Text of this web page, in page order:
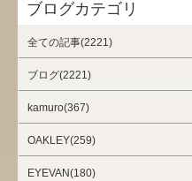
ブログカテゴリ
全ての記事(2221)
ブログ(2221)
kamuro(367)
OAKLEY(259)
EYEVAN(180)